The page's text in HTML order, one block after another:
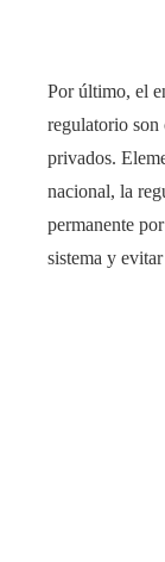
Por último, el
regulatorio son
privados.
nacional, la
permanente
sistema y